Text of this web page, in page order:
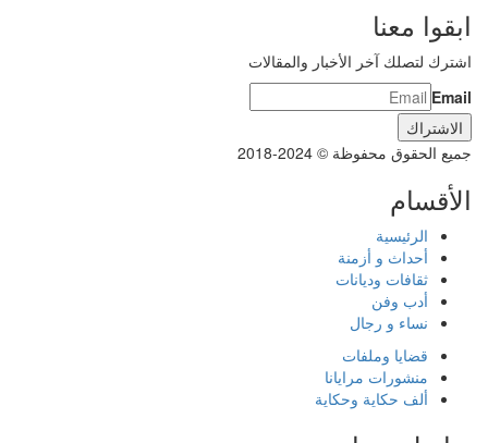
ابقوا معنا
اشترك لتصلك آخر الأخبار والمقالات
Email
جميع الحقوق محفوظة © 2024-2018
الأقسام
الرئيسية
أحداث و أزمنة
ثقافات وديانات
أدب وفن
نساء و رجال
قضايا وملفات
منشورات مرايانا
ألف حكاية وحكاية